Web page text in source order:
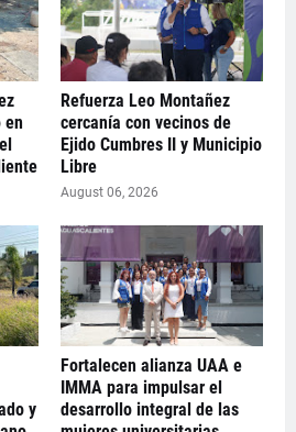
en
Refuerza Leo Montañez
cercanía con vecinos de
Ejido Cumbres II y Municipio
Libre
August 06, 2026
y
Fortalecen alianza UAA e
IMMA para impulsar el
desarrollo integral de las